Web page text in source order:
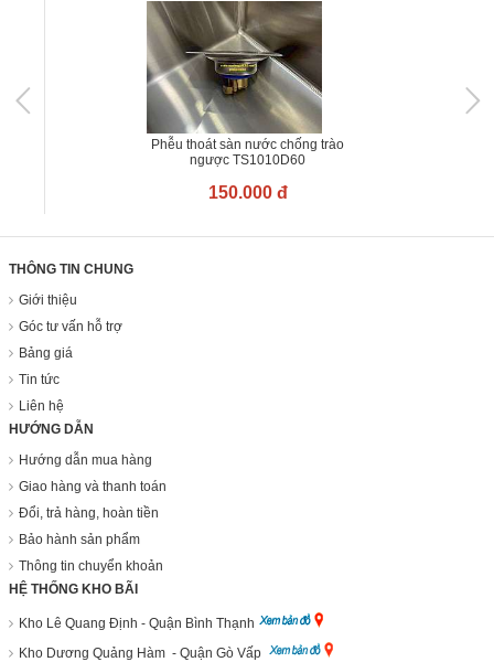
Phễu thoát sàn nước chống trào
ngược TS1010D60
150.000 đ
THÔNG TIN CHUNG
Giới thiệu
Góc tư vấn hỗ trợ
Bảng giá
Tin tức
Liên hệ
HƯỚNG DẪN
Hướng dẫn mua hàng
Giao hàng và thanh toán
Đổi, trả hàng, hoàn tiền
Bảo hành sản phẩm
Thông tin chuyển khoản
HỆ THỐNG KHO BÃI
Kho Lê Quang Định - Quận Bình Thạnh
Kho Dương Quảng Hàm - Quận Gò Vấp